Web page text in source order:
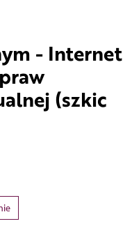
- Internet
(szkic